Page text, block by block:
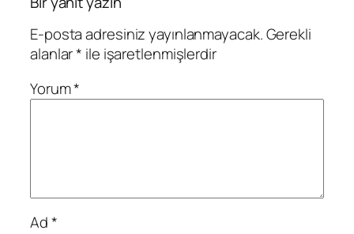
E-posta adresiniz yayınlanmayacak.Gerekli
alanlar* ile işaretlenmişlerdir
Yorum*
Ad*